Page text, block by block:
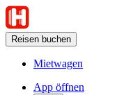
Reisen buchen
Mietwagen
App öffnen